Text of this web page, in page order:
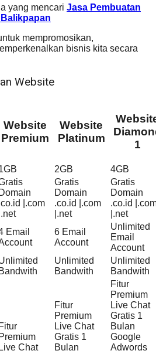
yang mencari Jasa Pembuatan
mempromosikan,
bisnis kita secara
Website
Website
Premium
Website
Platinum
1
2GB 4GB
Domain
|.com
|.net
Gratis
Domain
.co.id |.com
|.net
Gratis
Domain
.co.id
|.net
Email
6 Email
Account
Unlimited
Email
Account
Bandwith
Unlimited
Bandwith
Unlimited
Bandwith
Fitur
Premium
Live Chat
Fitur
Premium
Live Chat
Gratis 1
Bulan
Fitur
Premium
Live Chat
Gratis 1
Bulan
Google
Adwords